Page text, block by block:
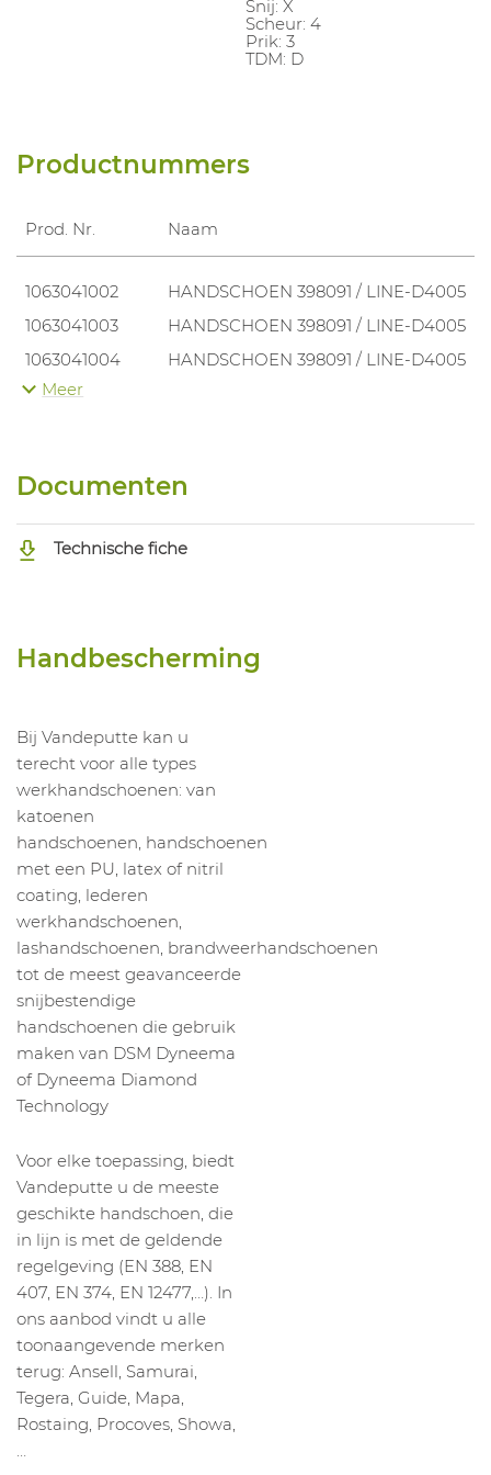
Snij: X
Scheur: 4
Prik: 3
TDM: D
Productnummers
Prod. Nr. Naam
1063041002
HANDSCHOEN 398091 / LINE-D4005
1063041003
HANDSCHOEN 398091 / LINE-D4005
1063041004
HANDSCHOEN 398091 / LINE-D4005
1063041005
Meer
Documenten
Technische fiche
Handbescherming
Bij Vandeputte kan u
terecht voor alle types
werkhandschoenen: van
katoenen
handschoenen, handschoenen
met een PU, latex of nitril
coating, lederen
werkhandschoenen,
lashandschoenen, brandweerhandschoenen
tot de meest geavanceerde
snijbestendige
handschoenen die gebruik
maken van DSM Dyneema
of Dyneema Diamond
Technology
Voor elke toepassing, biedt
Vandeputte u de meeste
geschikte handschoen, die
in lijn is met de geldende
regelgeving (EN 388, EN
407, EN 374, EN 12477,…). In
ons aanbod vindt u alle
toonaangevende merken
terug: Ansell, Samurai,
Tegera, Guide, Mapa,
Rostaing, Procoves, Showa,
…